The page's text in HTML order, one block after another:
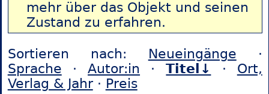
mehr über das Objekt und seinen
Zustand zu erfahren.
Sortieren nach: Neueingänge ·
Sprache ·Autor:in ·Titel↓ · Ort,
Verlag & Jahr· Preis